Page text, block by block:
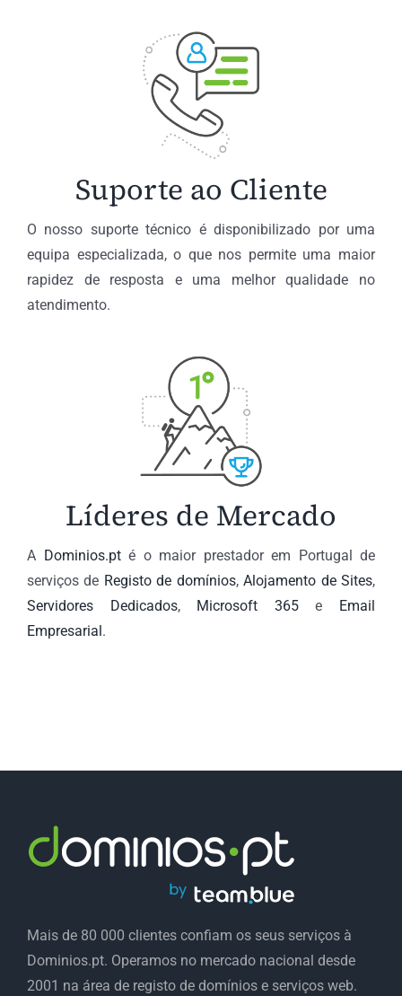
Suporte ao Cliente
O nosso suporte técnico é disponibilizado por uma
equipa especializada, o que nos permite uma maior
rapidez de resposta e uma melhor qualidade no
atendimento.
Líderes de Mercado
A Dominios.pté o maior prestador em Portugal de
serviços de Registo de domínios,Alojamento de Sites,
Servidores Dedicados, Microsoft 365e Email
Empresarial.
Mais de 80 000 clientes confiam os seus serviços à
Dominios.pt. Operamos no mercado nacional desde
2001 na área de registo de domínios e serviços web.